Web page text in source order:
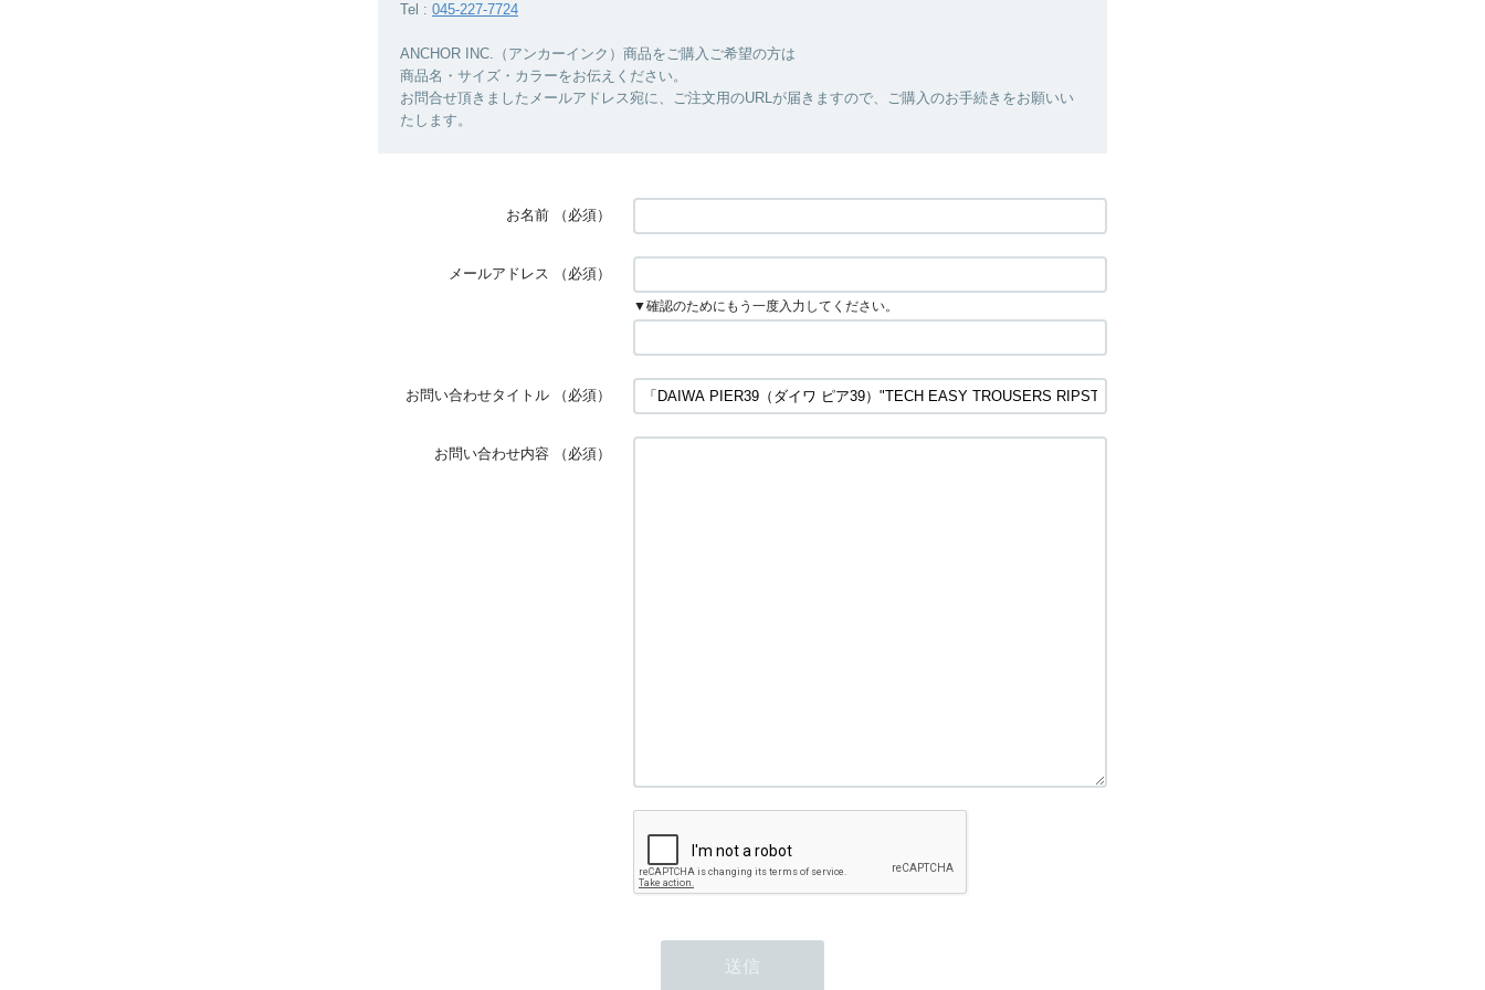
Tel : 045-227-7724
ANCHOR INC.（アンカーインク）商品をご購入ご希望の方は
商品名・サイズ・カラーをお伝えください。
お問合せ頂きましたメールアドレス宛に、ご注文用のURLが届きますので、ご購入のお手続きをお願いい
たします。
お名前 （必須）
メールアドレス （必須）
▼確認のためにもう一度入力してください。
お問い合わせタイトル （必須）
お問い合わせ内容 （必須）